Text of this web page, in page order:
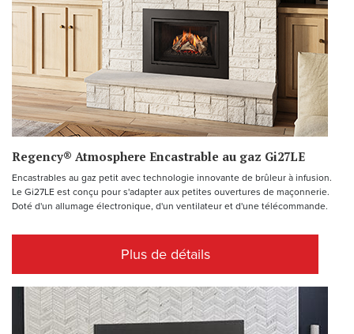
Regency® Atmosphere Encastrable au gaz Gi27LE
Encastrables au gaz petit avec technologie innovante de brûleur à infusion.
Le Gi27LE est conçu pour s'adapter aux petites ouvertures de maçonnerie.
Doté d'un allumage électronique, d'un ventilateur et d'une télécommande.
Plus de détails